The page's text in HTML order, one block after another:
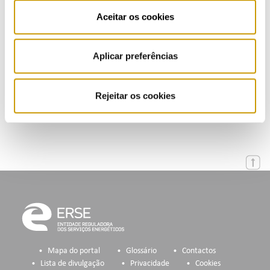
Aceitar os cookies
Aplicar preferências
Rejeitar os cookies
Agenda
Inscrição na Lista de Divulgação
Mapa do portal Glossário
Contactos
Lista de divulgação
Privacidade Cookies